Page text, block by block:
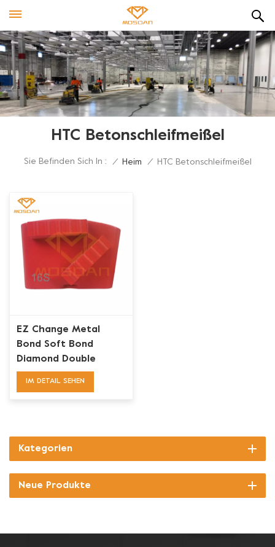
HTC Betonschleifmeißel
Sie Befinden Sich In : / Heim / HTC Betonschleifmeißel
EZ Change Metal
Bond Soft Bond
Diamond Double
Grinding Ripple Bars
IM DETAIL SEHEN
Kategorien
Neue Produkte